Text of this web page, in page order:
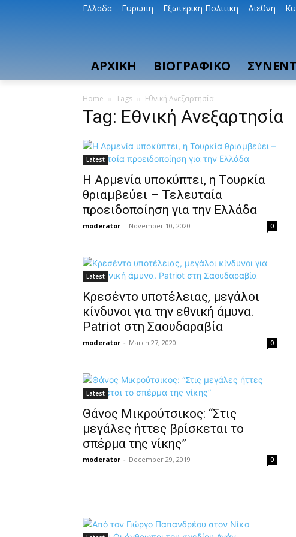
Ελλαδα Ευρωπη Εξωτερικη Πολιτικη Διεθνη
ΑΡΧΙΚΗ ΒΙΟΓΡΑΦΙΚΟ
Home Tags Εθνική Ανεξαρτησία
Tag: Εθνική Ανεξαρτησία
Latest
H Αρμενία υποκύπτει, η Τουρκία
θριαμβεύει – Τελευταία
προειδοποίηση για την Ελλάδα
moderator - November 10, 2020 0
Latest
Κρεσέντο υποτέλειας, μεγάλοι
κίνδυνοι για την εθνική άμυνα.
Patriot στη Σαουδαραβία
moderator - March 27, 2020 0
Latest
Θάνος Μικρούτσικος: “Στις
μεγάλες ήττες βρίσκεται το
σπέρμα της νίκης”
moderator - December 29, 2019 0